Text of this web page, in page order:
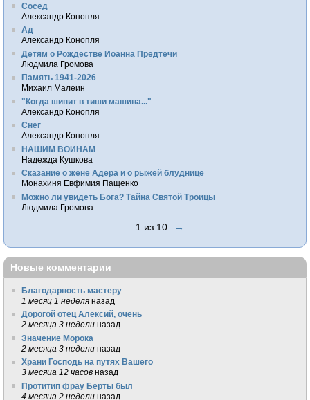
Сосед
Александр Конопля
Ад
Александр Конопля
Детям о Рождестве Иоанна Предтечи
Людмила Громова
Память 1941-2026
Михаил Малеин
"Когда шипит в тиши машина..."
Александр Конопля
Снег
Александр Конопля
НАШИМ ВОИНАМ
Надежда Кушкова
Сказание о жене Адера и о рыжей блуднице
Монахиня Евфимия Пащенко
Можно ли увидеть Бога? Тайна Святой Троицы
Людмила Громова
1 из 10 →
Новые комментарии
Благодарность мастеру
1 месяц 1 неделя назад
Дорогой отец Алексий, очень
2 месяца 3 недели назад
Значение Морока
2 месяца 3 недели назад
Храни Господь на путях Вашего
3 месяца 12 часов назад
Протитип фрау Берты был
4 месяца 2 недели назад